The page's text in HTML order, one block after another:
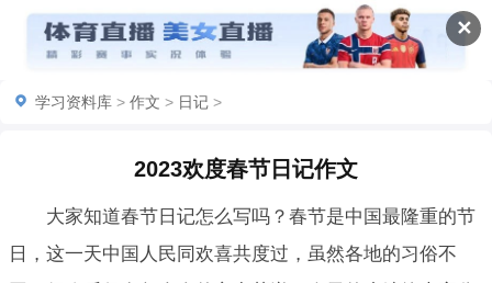
✕
学习资料库 > 作文 > 日记 >
2023欢度春节日记作文
大家知道春节日记怎么写吗？春节是中国最隆重的节
日，这一天中国人民同欢喜共度过，虽然各地的习俗不